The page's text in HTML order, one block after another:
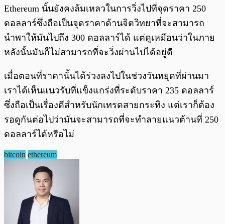
Ethereum นั้นยังคงล้มเหลวในการวิ่งไปที่จุดราคา 250
ดอลลาร์ซึ่งถือเป็นจุดราคาด้านจิตวิทยาที่จะสามารถ
นำพาให้มันไปถึง 300 ดอลลาร์ได้ แต่ดูเหมือนว่าในภาย
หลังนั้นมันก็ไม่สามารถที่จะวิ่งผ่านไปได้อยู่ดี
เมื่อตอนที่ราคานั้นได้ร่วงลงไปในช่วงวันหยุดที่ผ่านมา
เราได้เห็นแนวรับที่แข็งแกร่งที่ระดับราคา 235 ดอลลาร์
ซึ่งถือเป็นเรื่องดีสำหรับนักเทรดสายกระทิง แต่เราก็ต้อง
รอดูกันต่อไปว่ามันจะสามารถที่จะทำลายแนวต้านที่ 250
ดอลลาร์ได้หรือไม่
bitcoin ethereum